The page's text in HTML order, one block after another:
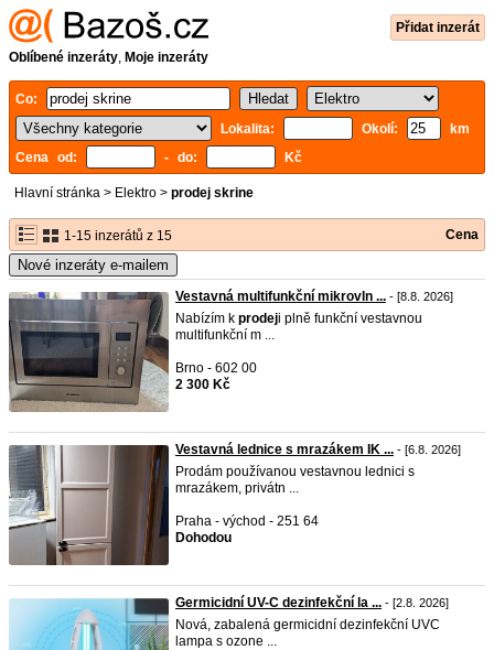
Přidat inzerát
Oblíbené inzeráty, Moje inzeráty
Co:
Lokalita:
Okolí:
km
Cena od:
- do: Kč
Hlavní stránka > Elektro > prodej skrine
1-15 inzerátů z 15 Cena
Nové inzeráty e-mailem
Vestavná multifunkční mikrovln ... - [8.8. 2026]
Nabízím k prodeji plně funkční vestavnou
multifunkční m ...
Brno - 602 00
2 300 Kč
Vestavná lednice s mrazákem IK ... - [6.8. 2026]
Prodám používanou vestavnou lednici s
mrazákem, privátn ...
Praha - východ - 251 64
Dohodou
Germicidní UV-C dezinfekční la ... - [2.8. 2026]
Nová, zabalená germicidní dezinfekční UVC
lampa s ozone ...